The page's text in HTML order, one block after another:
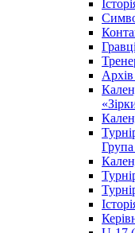
Гравці
Група